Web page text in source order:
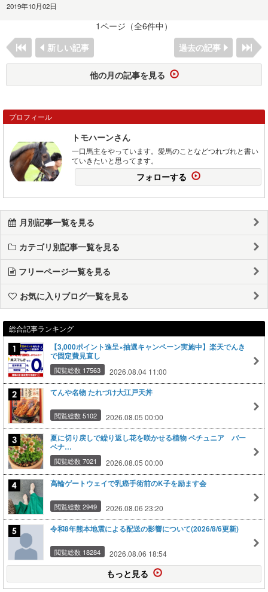
2019年10月02日
1ページ（全6件中）
新しい記事
過去の記事
他の月の記事を見る
プロフィール
トモハーンさん
一口馬主をやっています。愛馬のことなどつれづれと書い
ていきたいと思ってます。
フォローする
月別記事一覧を見る
カテゴリ別記事一覧を見る
フリーページ一覧を見る
お気に入りブログ一覧を見る
総合記事ランキング
【3,000ポイント進呈×抽選キャンペーン実施中】楽天でんき
で固定費見直し
閲覧総数 17563 2026.08.04 11:00
てんや名物 たれづけ大江戸天丼
閲覧総数 5102 2026.08.05 00:00
夏に切り戻しで繰り返し花を咲かせる植物 ペチュニア バー
ベナ…
閲覧総数 7021 2026.08.05 00:00
高輪ゲートウェイで乳癌手術前のK子を励ます会
閲覧総数 2949 2026.08.06 23:20
令和8年熊本地震による配送の影響について(2026/8/6更新)
閲覧総数 18284 2026.08.06 18:54
もっと見る